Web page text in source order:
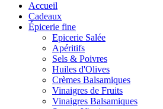
Accueil
Cadeaux
Épicerie fine
Epicerie Salée
Apéritifs
Sels & Poivres
Huiles d'Olives
Crèmes Balsamiques
Vinaigres de Fruits
Vinaigres Balsamiques